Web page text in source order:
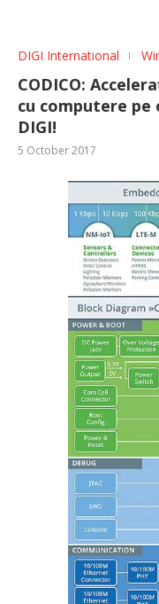
DIGI International
CODICO:
cu computere pe
DIGI!
5 October 2017